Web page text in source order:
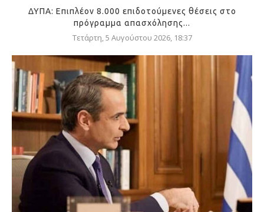
ΔΥΠΑ: Επιπλέον 8.000 επιδοτούμενες θέσεις στο
πρόγραμμα απασχόλησης...
Τετάρτη, 5 Αυγούστου 2026, 18:37